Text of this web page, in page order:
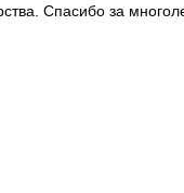
Спасибо за